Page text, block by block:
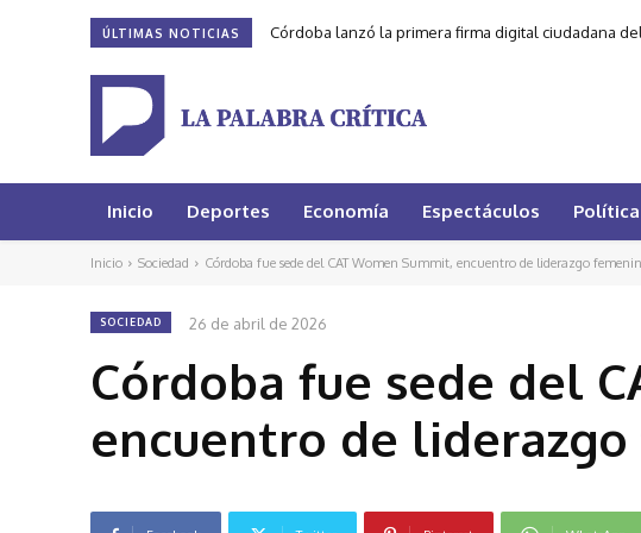
ÚLTIMAS NOTICIAS Córdoba lanzó la primera firma digital ciudadana
Inicio Deportes Economía Espectáculos Política
Inicio Sociedad Córdoba fue sede del CAT Women Summit, encuentro de liderazgo
SOCIEDAD 26 de abril de 2026
Córdoba fue sede del
encuentro de